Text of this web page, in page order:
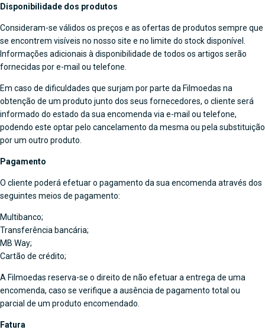
Disponibilidade dos produtos
Consideram-se válidos os preços e as ofertas de produtos sempre que
se encontrem visíveis no nosso site e no limite do stock disponível.
Informações adicionais à disponibilidade de todos os artigos serão
fornecidas por e-mail ou telefone.
Em caso de dificuldades que surjam por parte da Filmoedas na
obtenção de um produto junto dos seus fornecedores, o cliente será
informado do estado da sua encomenda via e-mail ou telefone,
podendo este optar pelo cancelamento da mesma ou pela substituição
por um outro produto.
Pagamento
O cliente poderá efetuar o pagamento da sua encomenda através dos
seguintes meios de pagamento:
Multibanco;
Transferência bancária;
MB Way;
Cartão de crédito;
A Filmoedas reserva-se o direito de não efetuar a entrega de uma
encomenda, caso se verifique a ausência de pagamento total ou
parcial de um produto encomendado.
Fatura